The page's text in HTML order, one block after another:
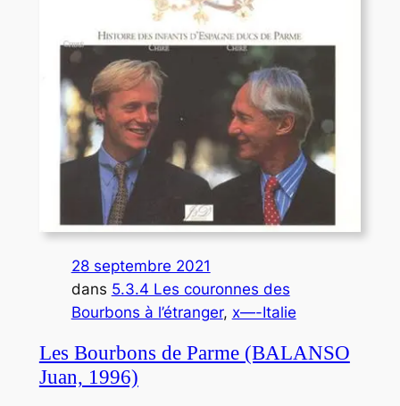
28 septembre 2021
dans 5.3.4 Les couronnes des
Bourbons à l’étranger, x—-Italie
Les Bourbons de Parme (BALANSO
Juan, 1996)